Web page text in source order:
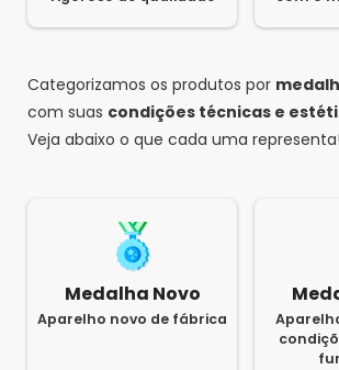
Categorizamos os produtos por
com suas condições técnicas e
Veja abaixo o que cada uma representa!
Medalha Novo
Aparelho novo de fábrica